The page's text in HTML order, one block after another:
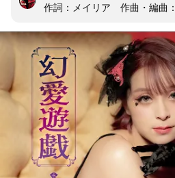
作詞：メイリア　作曲・編曲
オトメたるもの　笑みを絶や
常に麗しくいること
髪の一本から指の先まで全て
オトメですもの　あなたの言
ひとつひとつに一喜一憂して
たまにはこっそり泣いちゃう
とても不思議ね
あなた想う　それだけで何故
出来ないことなんてどこに